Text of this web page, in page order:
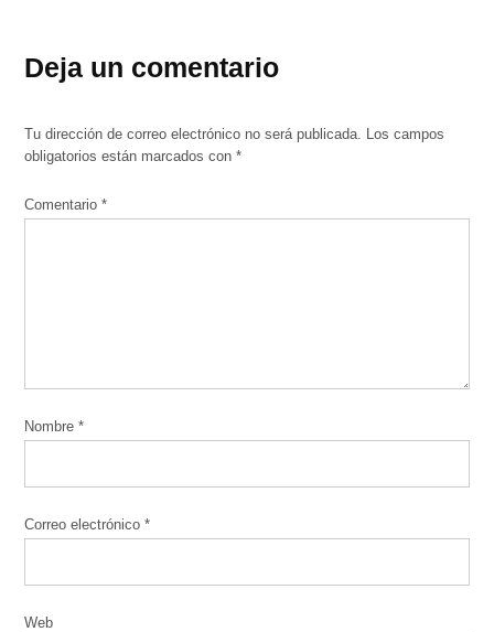
Deja un comentario
Tu dirección de correo electrónico no será publicada. Los campos
obligatorios están marcados con*
Comentario*
Nombre*
Correo electrónico*
Web